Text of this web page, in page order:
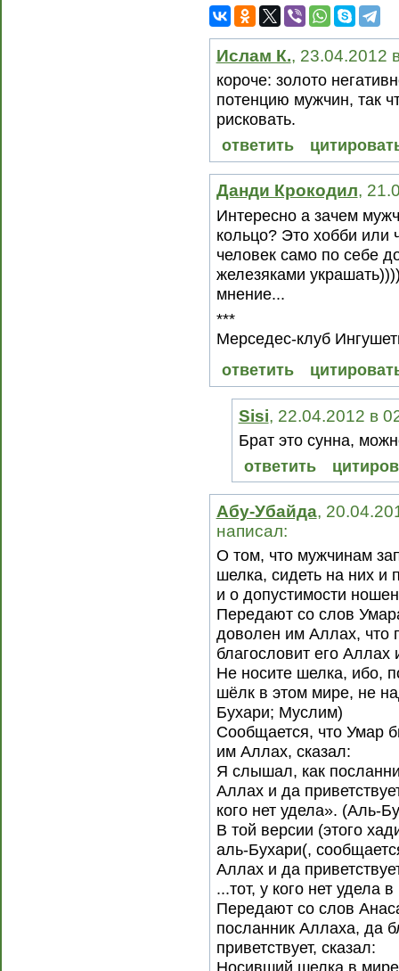
Ислам К., 23.04.2012
короче: золото
потенцию мужчин, так
рисковать.
ответить
Данди Крокодил,
Интересно а зачем
кольцо? Это хобби или
человек само по себе
железяками
мнение...
***
Мерседес-клуб
ответить
Sisi, 22.04.2012 в
Брат это сунна,
ответить
Абу-Убайда,
написал:
О том, что мужчинам
шелка, сидеть на них и
и о допустимости
Передают со слов
доволен им Аллах, что
благословит его Аллах
Не носите шелка, ибо,
шёлк в этом мире, не
Бухари; Муслим)
Сообщается, что Умар
им Аллах, сказал:
Я слышал, как
Аллах и да
кого нет удела». (Аль-
В той версии (этого
аль-Бухари(,
Аллах и да
...тот, у кого нет удела
Передают со слов
посланник Аллаха, да
приветствует, сказал: